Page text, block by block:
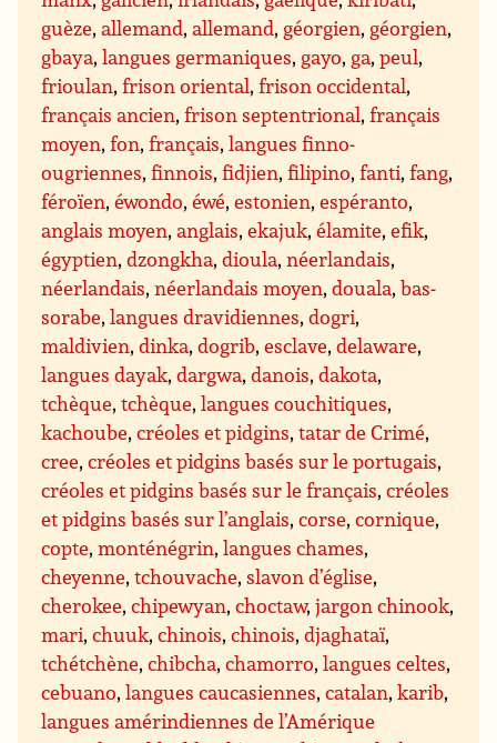
guèze,allemand,allemand, géorgien, géorgien,
gbaya,langues germaniques, gayo, ga,peul,
frioulan,frison oriental,frison occidental,
français ancien,frison septentrional,français
moyen,fon,français,langues finno-
ougriennes,finnois,fidjien,filipino,fanti,fang,
féroïen,éwondo,éwé,estonien,espéranto,
anglais moyen,anglais,ekajuk,élamite,efik,
égyptien,dzongkha,dioula,néerlandais,
néerlandais,néerlandais moyen,douala,bas-
sorabe,langues dravidiennes,dogri,
maldivien,dinka,dogrib,esclave,delaware,
langues dayak,dargwa,danois,dakota,
tchèque,tchèque,langues couchitiques,
kachoube,créoles et pidgins,tatar de Crimé,
cree,créoles et pidgins basés sur le portugais,
créoles et pidgins basés sur le français,créoles
et pidgins basés sur l’anglais,corse,cornique,
copte,monténégrin,langues chames,
cheyenne,tchouvache,slavon d’église,
cherokee,chipewyan,choctaw,jargon chinook,
mari,chuuk,chinois,chinois,djaghataï,
tchétchène,chibcha,chamorro,langues celtes,
cebuano,langues caucasiennes,catalan,karib,
langues amérindiennes de l’Amérique